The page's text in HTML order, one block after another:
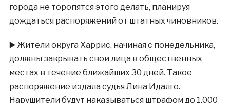
города не торопятся этого делать, планируя
дождаться распоряжений от штатных чиновников.
▶️ Жители округа Харрис, начиная с понедельника,
должны закрывать свои лица в общественных
местах в течение ближайших 30 дней. Такое
распоряжение издала судья Лина Идалго.
Нарушители будут наказываться штрафом до 1.000